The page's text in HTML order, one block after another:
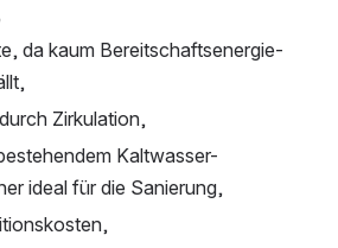
da kaum Bereitschaftsenergie-
Zirkulation,
Kaltwasser-
ideal für die Sanierung,